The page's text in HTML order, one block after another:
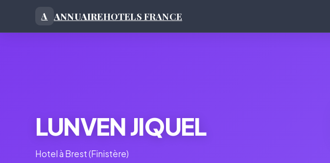
A ANNUAIREHOTELS FRANCE
LUNVEN JIQUEL
Hotel à Brest (Finistère)